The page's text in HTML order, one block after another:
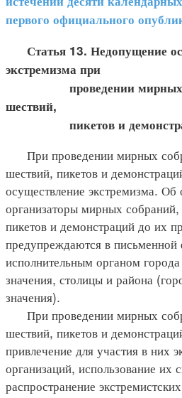
первого официального
Статья 13. Недопущение
экстремизма при
проведении мирных
шествий,
пикетов и
При проведении мирных
шествий, пикетов и
осуществление экстремизма. Об
организаторы мирных
пикетов и демонстраций до их
предупреждаются в
исполнительным органом
значения, столицы и района
значения).
При проведении мирных
шествий, пикетов и
привлечение для участия в них
организаций, использование их
распространение